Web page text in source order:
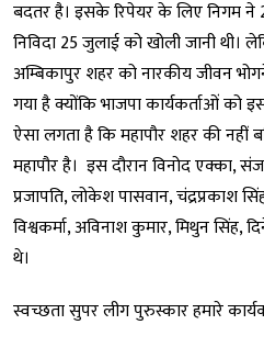
बदतर है। इसके रिपेयर के लिए निगम ने
निविदा 25 जुलाई को खोली जानी
अम्बिकापुर शहर को नारकीय जीवन
गया है क्योंकि भाजपा कार्यकर्ताओं को
ऐसा लगता है कि महापौर शहर की नहीं
महापौर है। इस दौरान विनोद एक्का,
प्रजापति, लोकेश पासवान, चंद्रप्रकाश
विश्वकर्मा, अविनाश कुमार, मिथुन सिंह,
थे।
स्वच्छता सुपर लीग पुरुस्कार हमारे